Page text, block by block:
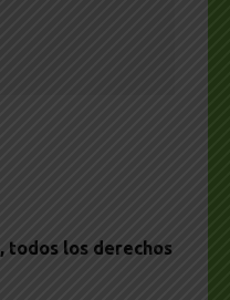
, todos los derechos